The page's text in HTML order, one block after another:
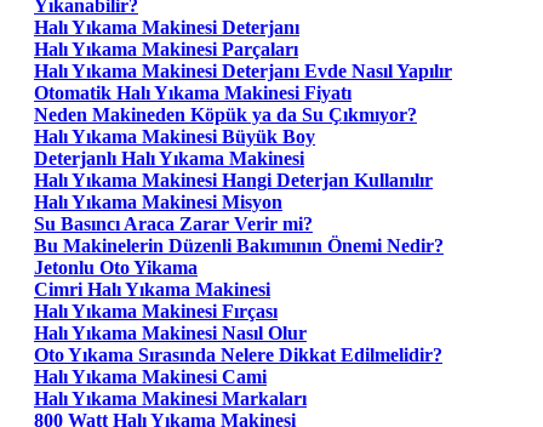
Yıkanabilir?
Halı Yıkama Makinesi Deterjanı
Halı Yıkama Makinesi Parçaları
Halı Yıkama Makinesi Deterjanı Evde Nasıl Yapılır
Otomatik Halı Yıkama Makinesi Fiyatı
Neden Makineden Köpük ya da Su Çıkmıyor?
Halı Yıkama Makinesi Büyük Boy
Deterjanlı Halı Yıkama Makinesi
Halı Yıkama Makinesi Hangi Deterjan Kullanılır
Halı Yıkama Makinesi Misyon
Su Basıncı Araca Zarar Verir mi?
Bu Makinelerin Düzenli Bakımının Önemi Nedir?
Jetonlu Oto Yikama
Cimri Halı Yıkama Makinesi
Halı Yıkama Makinesi Fırçası
Halı Yıkama Makinesi Nasıl Olur
Oto Yıkama Sırasında Nelere Dikkat Edilmelidir?
Halı Yıkama Makinesi Cami
Halı Yıkama Makinesi Markaları
800 Watt Halı Yıkama Makinesi